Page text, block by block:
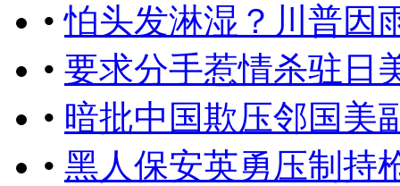
•怕头发淋湿？川普因
• 要求分手惹情杀驻日
• 暗批中国欺压邻国美
• 黑人保安英勇压制持